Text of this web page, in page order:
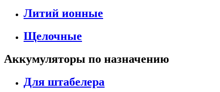
Литий ионные
Щелочные
Аккумуляторы по назначению
Для штабелера